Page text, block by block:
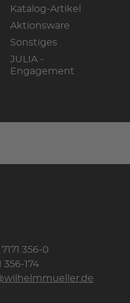
Katalog-Artikel
Aktionsware
Sonstiges
JULIA -
Engagement
356-0
356-174